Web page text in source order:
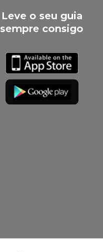
Leve o seu guia
sempre consigo